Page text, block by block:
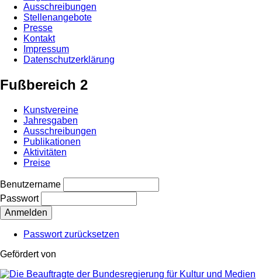
Ausschreibungen
Stellenangebote
Presse
Kontakt
Impressum
Datenschutzerklärung
Fußbereich 2
Kunstvereine
Jahresgaben
Ausschreibungen
Publikationen
Aktivitäten
Preise
Benutzername
Passwort
Passwort zurücksetzen
Gefördert von